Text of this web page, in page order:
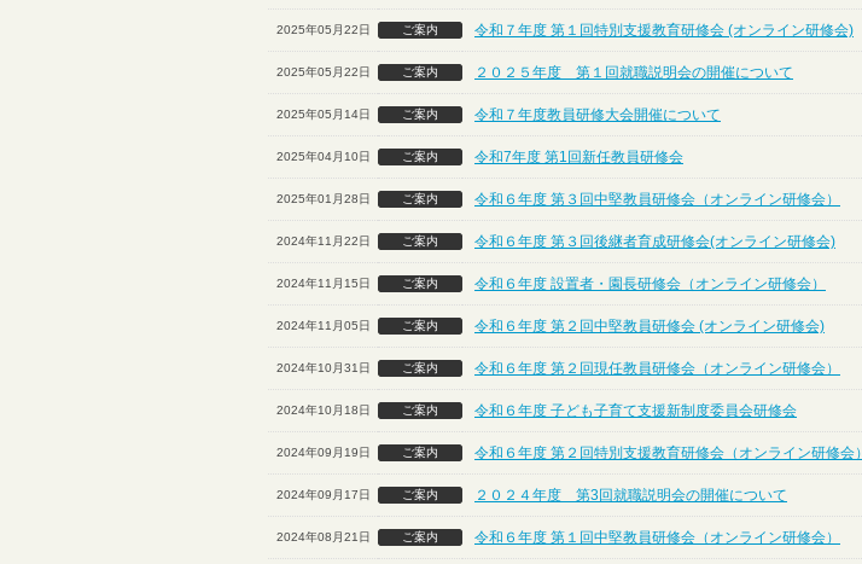
2025年05月22日 ご案内 令和７年度 第１回特別支援教育研修会 (オンライン研修会)
2025年05月22日 ご案内 ２０２５年度 第１回就職説明会の開催について
2025年05月14日 ご案内 令和７年度教員研修大会開催について
2025年04月10日 ご案内 令和7年度 第1回新任教員研修会
2025年01月28日 ご案内 令和６年度 第３回中堅教員研修会（オンライン研修会）
2024年11月22日 ご案内 令和６年度 第３回後継者育成研修会(オンライン研修会)
2024年11月15日 ご案内 令和６年度 設置者・園長研修会（オンライン研修会）
2024年11月05日 ご案内 令和６年度 第２回中堅教員研修会 (オンライン研修会)
2024年10月31日 ご案内 令和６年度 第２回現任教員研修会（オンライン研修会）
2024年10月18日 ご案内 令和６年度 子ども子育て支援新制度委員会研修会
2024年09月19日 ご案内 令和６年度 第２回特別支援教育研修会（オンライン研修会）
2024年09月17日 ご案内 ２０２４年度 第3回就職説明会の開催について
2024年08月21日 ご案内 令和６年度 第１回中堅教員研修会（オンライン研修会）